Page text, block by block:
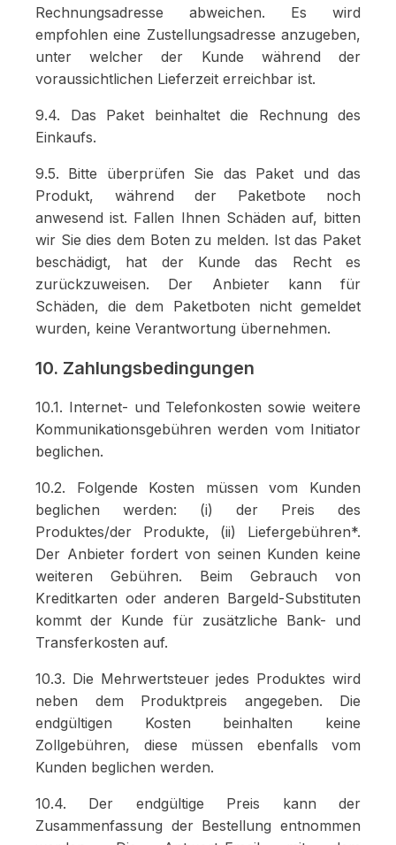
Rechnungsadresse abweichen. Es wird
empfohlen eine Zustellungsadresse anzugeben,
unter welcher der Kunde während der
voraussichtlichen Lieferzeit erreichbar ist.
9.4. Das Paket beinhaltet die Rechnung des
Einkaufs.
9.5. Bitte überprüfen Sie das Paket und das
Produkt, während der Paketbote noch
anwesend ist. Fallen Ihnen Schäden auf, bitten
wir Sie dies dem Boten zu melden. Ist das Paket
beschädigt, hat der Kunde das Recht es
zurückzuweisen. Der Anbieter kann für
Schäden, die dem Paketboten nicht gemeldet
wurden, keine Verantwortung übernehmen.
10. Zahlungsbedingungen
10.1. Internet- und Telefonkosten sowie weitere
Kommunikationsgebühren werden vom Initiator
beglichen.
10.2. Folgende Kosten müssen vom Kunden
beglichen werden: (i) der Preis des
Produktes/der Produkte, (ii) Liefergebühren*.
Der Anbieter fordert von seinen Kunden keine
weiteren Gebühren. Beim Gebrauch von
Kreditkarten oder anderen Bargeld-Substituten
kommt der Kunde für zusätzliche Bank- und
Transferkosten auf.
10.3. Die Mehrwertsteuer jedes Produktes wird
neben dem Produktpreis angegeben. Die
endgültigen Kosten beinhalten keine
Zollgebühren, diese müssen ebenfalls vom
Kunden beglichen werden.
10.4. Der endgültige Preis kann der
Zusammenfassung der Bestellung entnommen